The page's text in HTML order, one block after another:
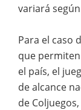
variará
Para el caso
que
el país, el
de alcance
de